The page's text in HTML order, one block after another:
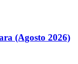
(Agosto 2026)